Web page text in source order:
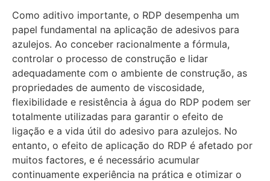
Como aditivo importante, o RDP desempenha um
papel fundamental na aplicação de adesivos para
azulejos. Ao conceber racionalmente a fórmula,
controlar o processo de construção e lidar
adequadamente com o ambiente de construção, as
propriedades de aumento de viscosidade,
flexibilidade e resistência à água do RDP podem ser
totalmente utilizadas para garantir o efeito de
ligação e a vida útil do adesivo para azulejos. No
entanto, o efeito de aplicação do RDP é afetado por
muitos factores, e é necessário acumular
continuamente experiência na prática e otimizar o